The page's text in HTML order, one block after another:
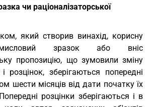
чи раціоналізаторської
який створив винахід, корисну
зразок або вніс
пропозицію, що зумовили зміну
розцінок, зберігаються попередні
шести місяців від дати початку їх
розцінки зберігаються і в